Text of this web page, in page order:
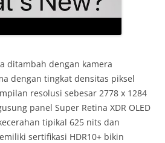
ditambah dengan kamera
dengan tingkat densitas piksel
resolusi sebesar 2778 x 1284
panel Super Retina XDR OLED
tipikal 625 nits dan
sertifikasi HDR10+ bikin